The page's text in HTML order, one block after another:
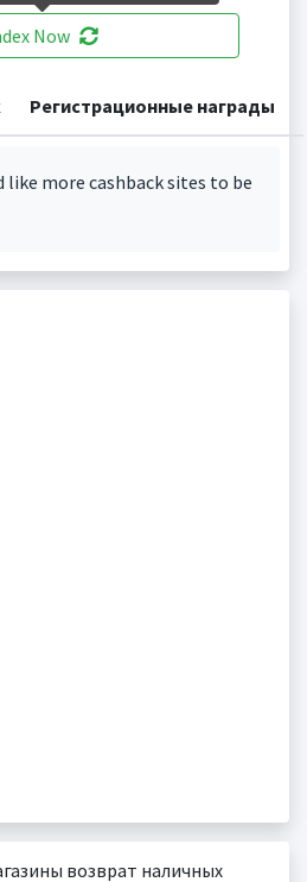
Now
Регистрационные награды
like more cashback sites to be
возврат наличных